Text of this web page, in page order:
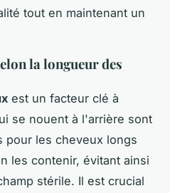
tout en maintenant un
la longueur des
est un facteur clé à
se nouent à l'arrière sont
pour les cheveux longs
les contenir, évitant ainsi
stérile. Il est crucial